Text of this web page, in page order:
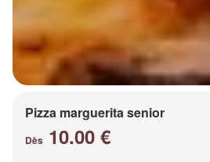
Pizza marguerita senior
Dès 10.00 €